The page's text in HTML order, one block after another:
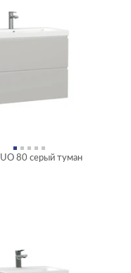
80 серый туман